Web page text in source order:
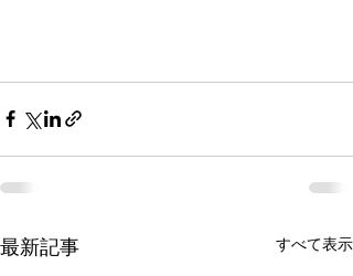
最新記事 すべて表示